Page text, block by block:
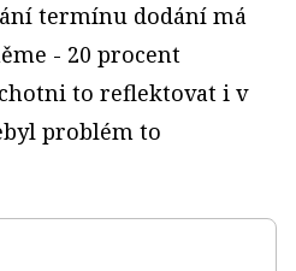
termínu dodání má
- 20 procent
to reflektovat i v
problém to